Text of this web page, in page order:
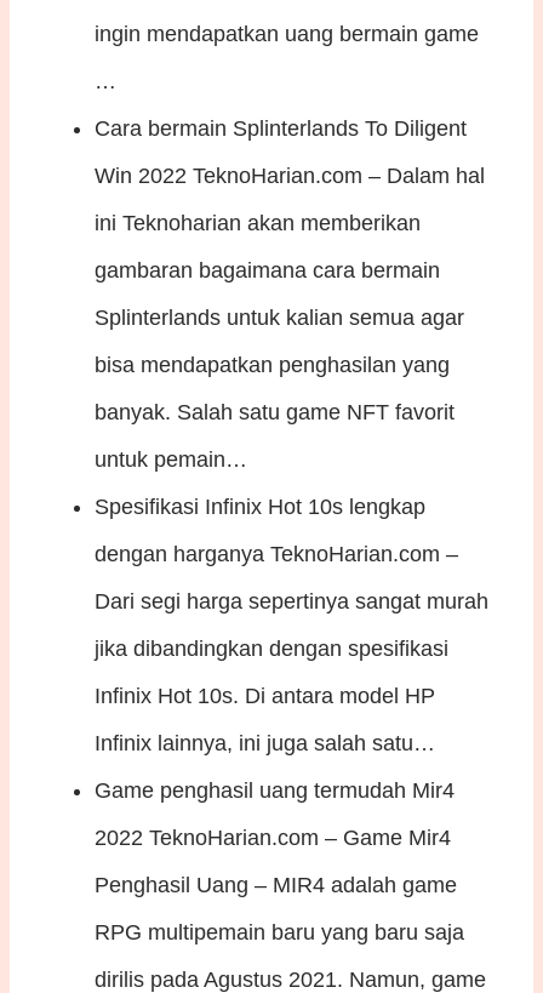
ingin mendapatkan uang bermain game
…
Cara bermain Splinterlands To Diligent
Win 2022 TeknoHarian.com – Dalam hal
ini Teknoharian akan memberikan
gambaran bagaimana cara bermain
Splinterlands untuk kalian semua agar
bisa mendapatkan penghasilan yang
banyak. Salah satu game NFT favorit
untuk pemain…
Spesifikasi Infinix Hot 10s lengkap
dengan harganya TeknoHarian.com –
Dari segi harga sepertinya sangat murah
jika dibandingkan dengan spesifikasi
Infinix Hot 10s. Di antara model HP
Infinix lainnya, ini juga salah satu…
Game penghasil uang termudah Mir4
2022 TeknoHarian.com – Game Mir4
Penghasil Uang – MIR4 adalah game
RPG multipemain baru yang baru saja
dirilis pada Agustus 2021. Namun, game